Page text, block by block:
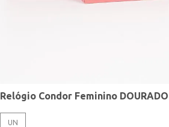
Relógio Condor Feminino DOURADO
UN